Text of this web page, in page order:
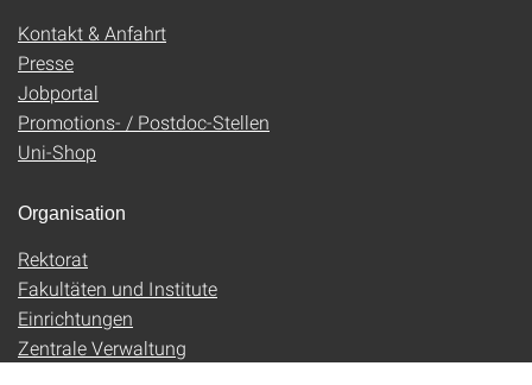
Kontakt & Anfahrt
Presse
Jobportal
Promotions- / Postdoc-Stellen
Uni-Shop
Organisation
Rektorat
Fakultäten und Institute
Einrichtungen
Zentrale Verwaltung